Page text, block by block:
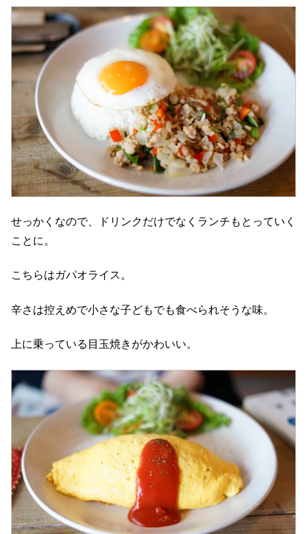
せっかくなので、ドリンクだけでなくランチもとっていく
ことに。
こちらはガパオライス。
辛さは控えめで小さな子どもでも食べられそうな味。
上に乗っている目玉焼きがかわいい。